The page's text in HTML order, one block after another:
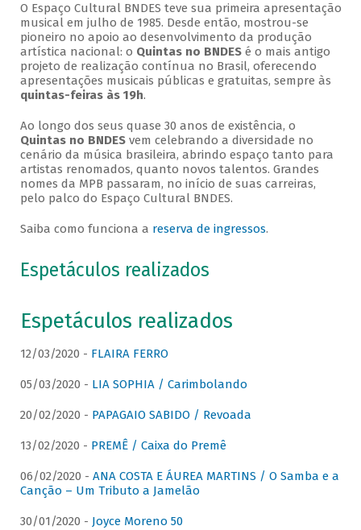
O Espaço Cultural BNDES teve sua primeira apresentação
musical em julho de 1985. Desde então, mostrou-se
pioneiro no apoio ao desenvolvimento da produção
artística nacional: o Quintas no BNDESé o mais antigo
projeto de realização contínua no Brasil, oferecendo
apresentações musicais públicas e gratuitas, sempre às
quintas-feiras às 19h.
Ao longo dos seus quase 30 anos de existência, o
Quintas no BNDESvem celebrando a diversidade no
cenário da música brasileira, abrindo espaço tanto para
artistas renomados, quanto novos talentos. Grandes
nomes da MPB passaram, no início de suas carreiras,
pelo palco do Espaço Cultural BNDES.
Saiba como funciona a reserva de ingressos.
Espetáculos realizados
Espetáculos realizados
12/03/2020 - FLAIRA FERRO
05/03/2020 - LIA SOPHIA / Carimbolando
20/02/2020 - PAPAGAIO SABIDO / Revoada
13/02/2020 - PREMÊ / Caixa do Premê
06/02/2020 - ANA COSTA E ÁUREA MARTINS / O Samba e a
Canção – Um Tributo a Jamelão
30/01/2020 - Joyce Moreno 50